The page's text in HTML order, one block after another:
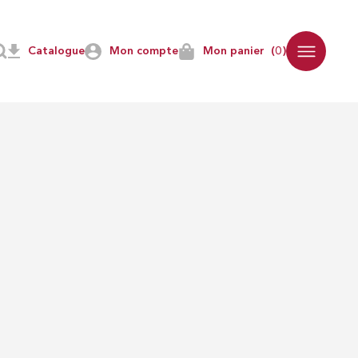
Mon compte Mon panier (0)
Catalogue